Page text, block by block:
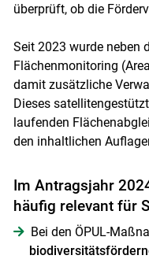
überprüft, ob die
Seit 2023 wurde neben
Flächenmonitoring
damit zusätzliche
Dieses
laufenden
den inhaltlichen
Im Antragsjahr
häufig relevant für
Bei den ÖPUL-